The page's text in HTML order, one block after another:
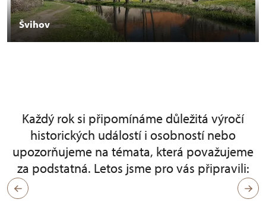
Švihov
Každý rok si připomínáme důležitá výročí
historických událostí i osobností nebo
upozorňujeme na témata, která považujeme
za podstatná. Letos jsme pro vás připravili: